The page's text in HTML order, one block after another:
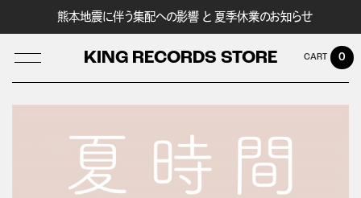
熊本地震に伴う集配への影響 と 夏季休業のお知らせ
KING RECORDS STORE 0